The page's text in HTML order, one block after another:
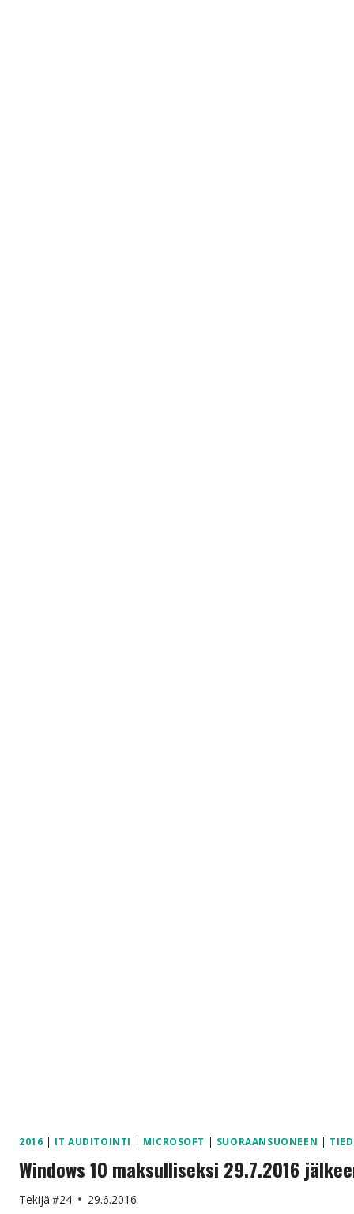
2016 | IT AUDITOINTI | MICROSOFT | SUORAANSUONEEN |
Windows 10 maksulliseksi 29.7.2016
Tekijä #24 29.6.2016